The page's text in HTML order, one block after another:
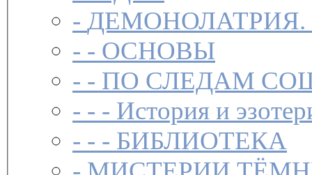
-
- - ОСНОВЫ
- - ПО СЛЕДАМ
- - - История и
- - - БИБЛИОТЕКА